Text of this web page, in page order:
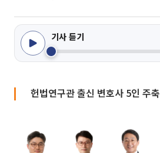
기사 듣기
헌법연구관 출신 변호사 5인 주축